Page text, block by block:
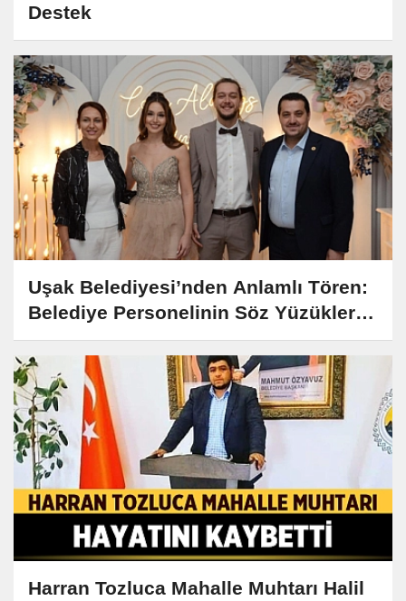
Destek
Uşak Belediyesi’nden Anlamlı Tören:
Belediye Personelinin Söz Yüzükleri
Takıldı
Harran Tozluca Mahalle Muhtarı Halil